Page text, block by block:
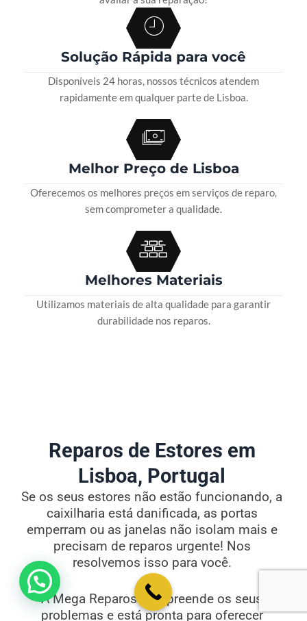
Solução Rápida para você
Disponíveis 24 horas, nossos técnicos atendem
rapidamente em qualquer parte de Lisboa.
Melhor Preço de Lisboa
Oferecemos os melhores preços em serviços de reparo,
sem comprometer a qualidade.
Melhores Materiais
Utilizamos materiais de alta qualidade para garantir
durabilidade nos reparos.
Reparos de Estores em
Lisboa, Portugal
Se os seus estores não estão funcionando, a
caixilharia está danificada, as portas
emperram ou as janelas não isolam mais e
precisam de reparos urgente! Nos
resolvemos isso para você.
A Mega Reparos compreende os seus
problemas e está pronta para oferecer
💬 Como podemos ajudar?